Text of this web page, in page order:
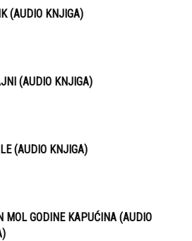
(AUDIO KNJIGA)
(AUDIO KNJIGA)
(AUDIO KNJIGA)
MOL GODINE KAPUĆINA (AUDIO